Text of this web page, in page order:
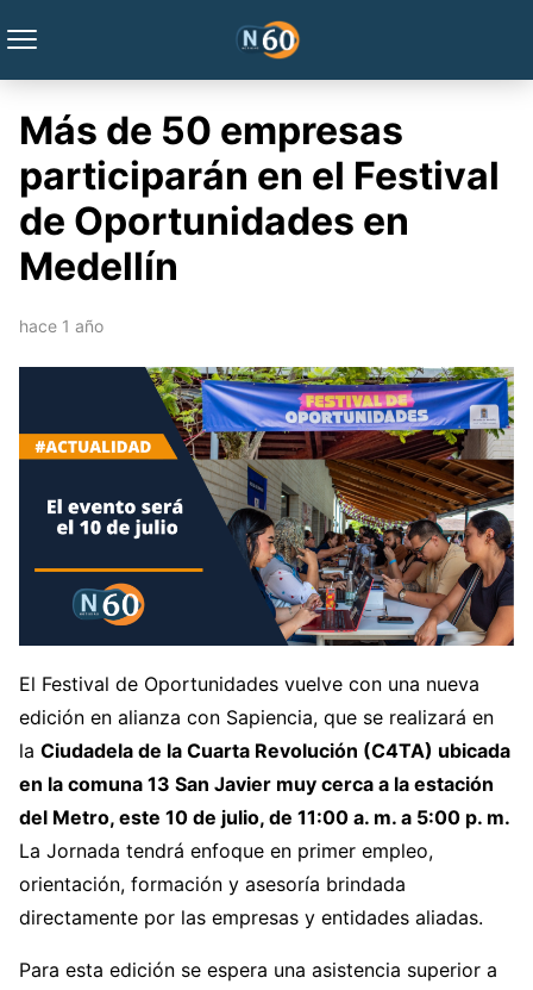
Más de 50 empresas
participarán en el Festival
de Oportunidades en
Medellín
hace 1 año
El Festival de Oportunidades vuelve con una nueva
edición en alianza con Sapiencia, que se realizará en
la Ciudadela de la Cuarta Revolución (C4TA) ubicada
en la comuna 13 San Javier muy cerca a la estación
del Metro, este 10 de julio, de 11:00 a. m. a 5:00 p. m.
La Jornada tendrá enfoque en primer empleo,
orientación, formación y asesoría brindada
directamente por las empresas y entidades aliadas.
Para esta edición se espera una asistencia superior a